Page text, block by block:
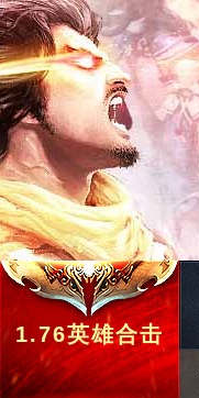
1.76英雄合击